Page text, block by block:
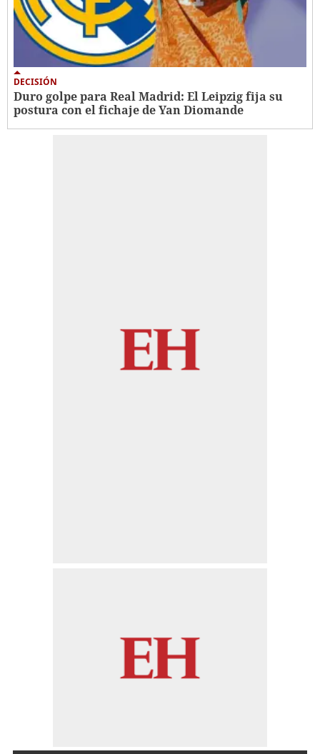
DECISIÓN
Duro golpe para Real Madrid: El Leipzig fija su
postura con el fichaje de Yan Diomande